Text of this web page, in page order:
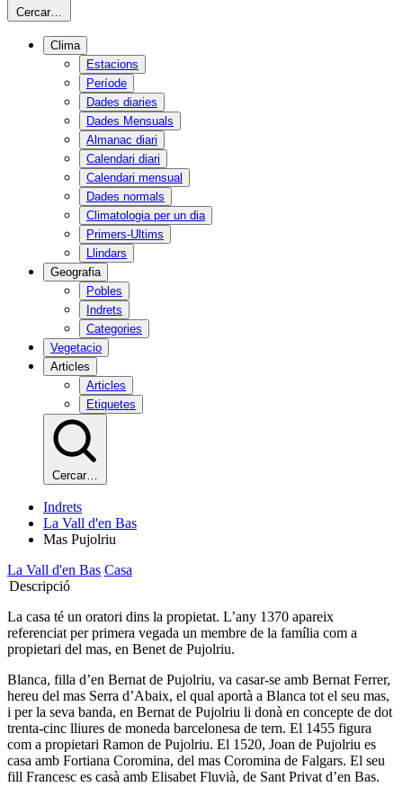
Cercar…
Clima
Estacions
Període
Dades diaries
Dades Mensuals
Almanac diari
Calendari diari
Calendari mensual
Dades normals
Climatologia per un dia
Primers-Ultims
Llindars
Geografia
Pobles
Indrets
Categories
Vegetacio
Articles
Articles
Etiquetes
Cercar…
Indrets
La Vall d'en Bas
Mas Pujolriu
La Vall d'en Bas Casa
Descripció
La casa té un oratori dins la propietat. L’any 1370 apareix
referenciat per primera vegada un membre de la família com a
propietari del mas, en Benet de Pujolriu.
Blanca, filla d’en Bernat de Pujolriu, va casar-se amb Bernat Ferrer,
hereu del mas Serra d’Abaix, el qual aportà a Blanca tot el seu mas,
i per la seva banda, en Bernat de Pujolriu li donà en concepte de dot
trenta-cinc lliures de moneda barcelonesa de tern. El 1455 figura
com a propietari Ramon de Pujolriu. El 1520, Joan de Pujolriu es
casa amb Fortiana Coromina, del mas Coromina de Falgars. El seu
fill Francesc es casà amb Elisabet Fluvià, de Sant Privat d’en Bas.